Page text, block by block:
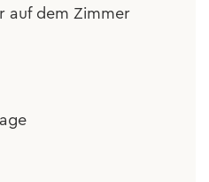
auf dem Zimmer